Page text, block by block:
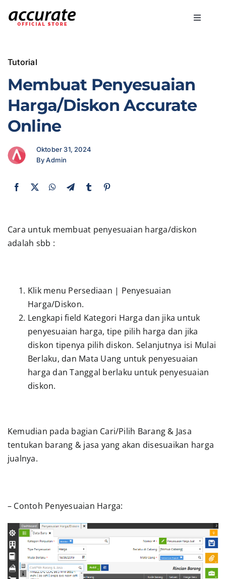
Toggle
Bisnis
Fitur
Harga
Presentasi
Blog
Login
Tutorial
Membuat Penyesuaian
Harga/Diskon Accurate
Online
Oktober 31, 2024
By Admin
Cara untuk membuat penyesuaian harga/diskon
adalah sbb :
Klik menu Persediaan | Penyesuaian
Harga/Diskon.
Lengkapi field Kategori Harga dan jika untuk
penyesuaian harga, tipe pilih harga dan jika
diskon tipenya pilih diskon. Selanjutnya isi Mulai
Berlaku, dan Mata Uang untuk penyesuaian
harga dan Tanggal berlaku untuk penyesuaian
diskon.
Kemudian pada bagian Cari/Pilih Barang & Jasa
tentukan barang & jasa yang akan disesuaikan harga
jualnya.
– Contoh Penyesuaian Harga: